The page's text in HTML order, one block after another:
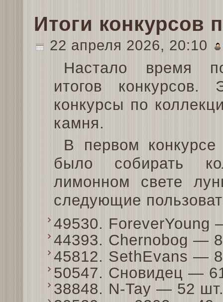
Итоги конкурсов
22 апреля 2026, 20:10
Настало время
итогов конкурсов.
конкурсы по
камня.
В первом
было собирать
лимонном свете
следующие
49530.
44393. Chernobog —
45812. SethEvans —
50547. Сновидец —
38848. N-Tay — 52